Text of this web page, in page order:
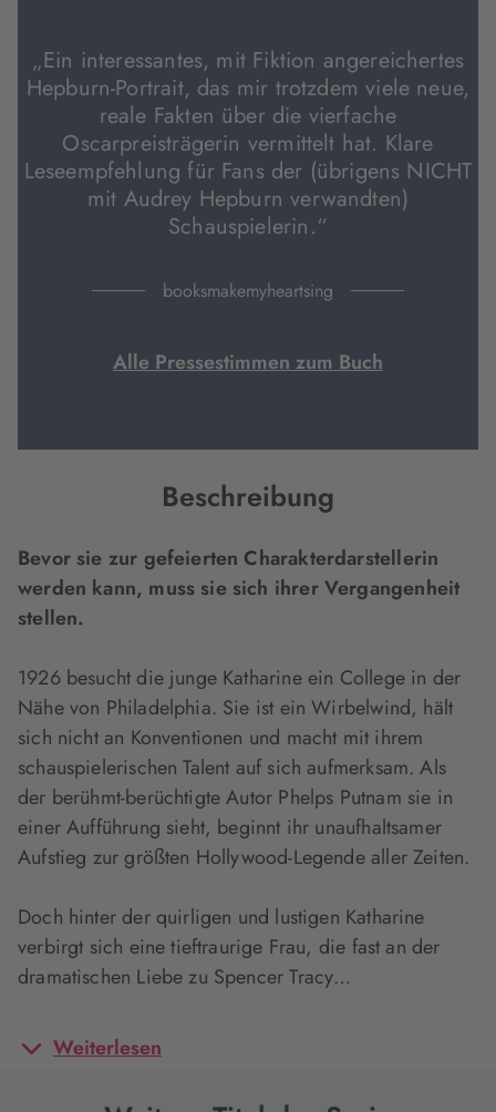
„Ein interessantes, mit Fiktion angereichertes
Hepburn-Portrait, das mir trotzdem viele neue,
reale Fakten über die vierfache
Oscarpreisträgerin vermittelt hat. Klare
Leseempfehlung für Fans der (übrigens NICHT
mit Audrey Hepburn verwandten)
Schauspielerin.“
booksmakemyheartsing
Alle Pressestimmen zum Buch
Beschreibung
Bevor sie zur gefeierten Charakterdarstellerin
werden kann, muss sie sich ihrer Vergangenheit
stellen.
1926 besucht die junge Katharine ein College in der
Nähe von Philadelphia. Sie ist ein Wirbelwind, hält
sich nicht an Konventionen und macht mit ihrem
schauspielerischen Talent auf sich aufmerksam. Als
der berühmt-berüchtigte Autor Phelps Putnam sie in
einer Aufführung sieht, beginnt ihr unaufhaltsamer
Aufstieg zur größten Hollywood-Legende aller Zeiten.
Doch hinter der quirligen und lustigen Katharine
verbirgt sich eine tieftraurige Frau, die fast an der
dramatischen Liebe zu Spencer Tracy…
Weiterlesen